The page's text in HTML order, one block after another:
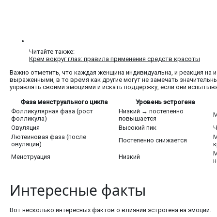
Читайте также:
Крем вокруг глаз: правила применения средств красоты
Важно отметить, что каждая женщина индивидуальна, и реакция
выраженными, в то время как другие могут не замечать
управлять своими эмоциями и искать поддержку, если они
Фаза менструального цикла
Уровень эстрогена
Фолликулярная фаза (рост
фолликула)
Низкий → постепенно
повышается
Овуляция
Высокий пик
Лютеиновая фаза (после
овуляции)
Постепенно снижается
Менструация
Низкий
Интересные факты
Вот несколько интересных фактов о влиянии эстрогена на эмоции: